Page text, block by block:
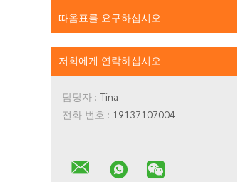
따옴표를 요구하십시오
저희에게 연락하십시오
담당자 : Tina
전화 번호 : 19137107004